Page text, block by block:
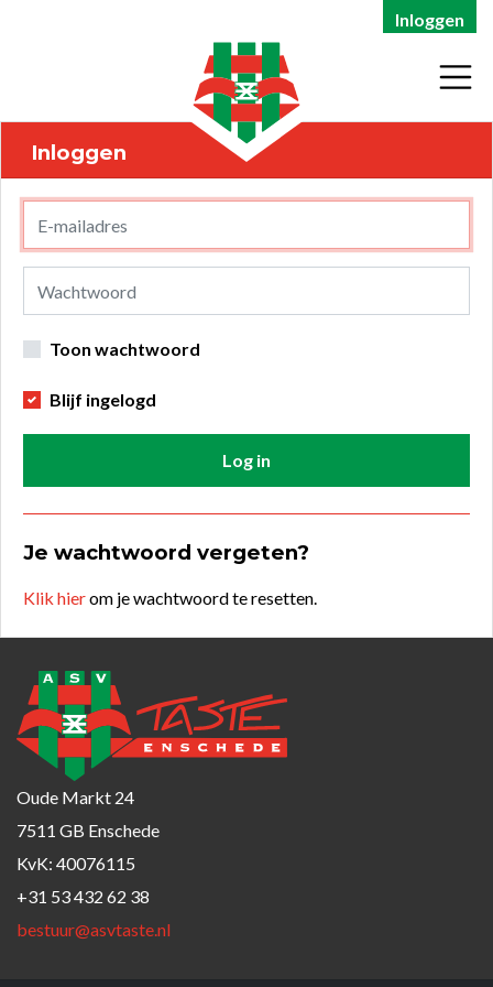
Inloggen
Inloggen
Toon wachtwoord
Blijf ingelogd
Log in
Je wachtwoord vergeten?
Klik hierom je wachtwoord te resetten.
Oude Markt 24
7511 GB Enschede
KvK: 40076115
+31 53 432 62 38
bestuur@asvtaste.nl